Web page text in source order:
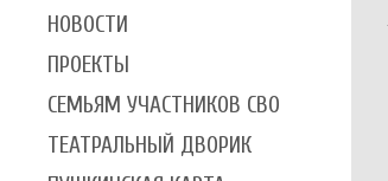
НОВОСТИ
ПРОЕКТЫ
СЕМЬЯМ УЧАСТНИКОВ СВО
ТЕАТРАЛЬНЫЙ ДВОРИК